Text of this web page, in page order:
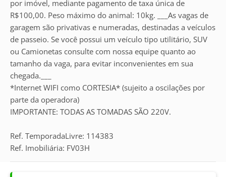
por imóvel, mediante pagamento de taxa única de
R$100,00. Peso máximo do animal: 10kg. ___As vagas de
garagem são privativas e numeradas, destinadas a veículos
de passeio. Se você possui um veículo tipo utilitário, SUV
ou Camionetas consulte com nossa equipe quanto ao
tamanho da vaga, para evitar inconvenientes em sua
chegada.___
*Internet WIFI como CORTESIA* (sujeito a oscilações por
parte da operadora)
IMPORTANTE: TODAS AS TOMADAS SÃO 220V.
Ref. TemporadaLivre: 114383
Ref. Imobiliária: FV03H